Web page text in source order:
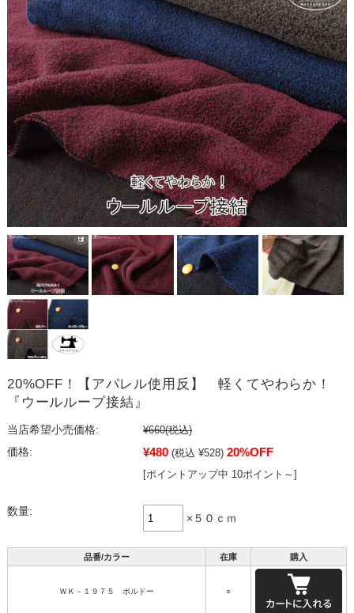
20%OFF！【アパレル使用反】 軽くてやわらか！
『ウールループ接結』
当店希望小売価格: ¥660(税込)
価格:
¥480 (税込 ¥528) 20%OFF
[ポイントアップ中 10ポイント～]
数量:
×５０ｃｍ
品番/カラー 在庫 購入
ＷＫ－１９７５ ボルドー ○